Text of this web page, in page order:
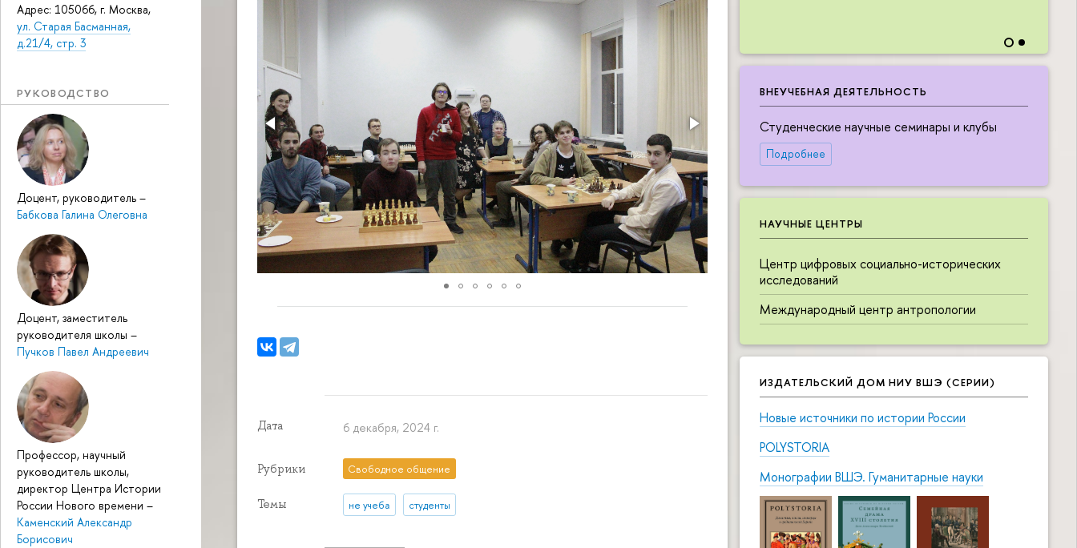
Адрес: 105066, г. Москва,
ул. Старая Басманная,
д.21/4, стр. 3
РУКОВОДСТВО
Доцент, руководитель –
Бабкова Галина Олеговна
Доцент, заместитель
руководителя школы –
Пучков Павел Андреевич
Профессор, научный
руководитель школы,
директор Центра Истории
России Нового времени –
Каменский Александр
Борисович
ВНЕУЧЕБНАЯ ДЕЯТЕЛЬНОСТЬ
Студенческие научные семинары и клубы
Подробнее
НАУЧНЫЕ ЦЕНТРЫ
Центр цифровых социально-исторических
исследований
Международный центр антропологии
ИЗДАТЕЛЬСКИЙ ДОМ НИУ ВШЭ (СЕРИИ)
Новые источники по истории России
POLYSTORIA
Монографии ВШЭ. Гуманитарные науки
Дата 6 декабря, 2024 г.
Рубрики Свободное общение
Темы не учеба студенты